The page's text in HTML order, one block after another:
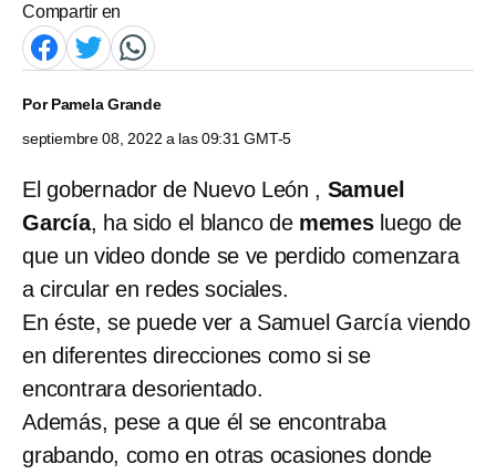
Compartir en
PorPamela Grande
septiembre 08, 2022 a las 09:31 GMT-5
El gobernador de Nuevo León , Samuel
García, ha sido el blanco de memesluego de
que un video donde se ve perdido comenzara
a circular en redes sociales.
En éste, se puede ver a Samuel García viendo
en diferentes direcciones como si se
encontrara desorientado.
Además, pese a que él se encontraba
grabando, como en otras ocasiones donde